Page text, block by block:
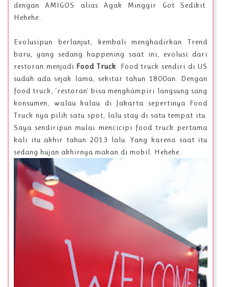
dengan AMIGOS alias Agak Minggir Got Sedikit.
Hehehe..
Evolusipun berlanjut, kembali menghadirkan Trend
baru, yang sedang happening saat ini, evolusi dari
restoran menjadi Food Truck. Food truck sendiri di US
sudah ada sejak lama, sekitar tahun 1800an. Dengan
food truck, 'restoran' bisa menghampiri langsung sang
konsumen, walau kalau di Jakarta sepertinya Food
Truck nya pilih satu spot, lalu stay di satu tempat itu.
Saya sendiripun mulai mencicipi food truck pertama
kali itu akhir tahun 2013 lalu. Yang karena saat itu
sedang hujan akhirnya makan di mobil. Hehehe..